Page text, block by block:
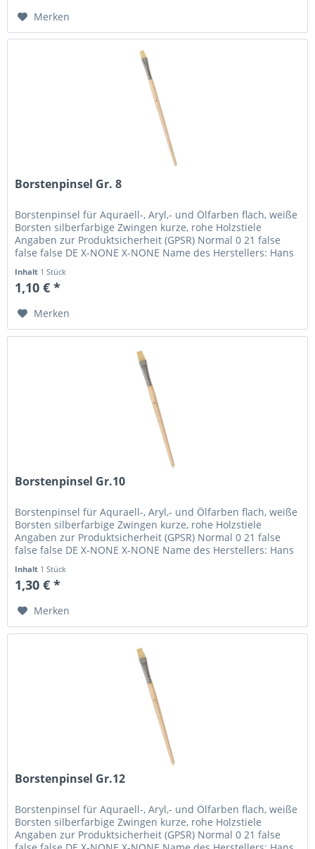
Merken
Borstenpinsel Gr. 8
Borstenpinsel für Aquraell-, Aryl,- und Ölfarben flach, weiße
Borsten silberfarbige Zwingen kurze, rohe Holzstiele
Angaben zur Produktsicherheit (GPSR) Normal 0 21 false
false false DE X-NONE X-NONE Name des Herstellers: Hans
Inhalt 1 Stück
1,10 € *
Merken
Borstenpinsel Gr.10
Borstenpinsel für Aquraell-, Aryl,- und Ölfarben flach, weiße
Borsten silberfarbige Zwingen kurze, rohe Holzstiele
Angaben zur Produktsicherheit (GPSR) Normal 0 21 false
false false DE X-NONE X-NONE Name des Herstellers: Hans
Inhalt 1 Stück
1,30 € *
Merken
Borstenpinsel Gr.12
Borstenpinsel für Aquraell-, Aryl,- und Ölfarben flach, weiße
Borsten silberfarbige Zwingen kurze, rohe Holzstiele
Angaben zur Produktsicherheit (GPSR) Normal 0 21 false